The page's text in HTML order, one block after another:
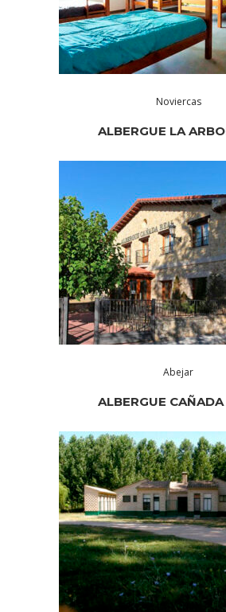
Noviercas
ALBERGUE LA
Abejar
ALBERGUE CAÑADA